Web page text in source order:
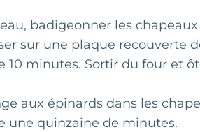
badigeonner les
sur une plaque recouverte
10 minutes. Sortir du four et
aux épinards dans les
une quinzaine de minutes.